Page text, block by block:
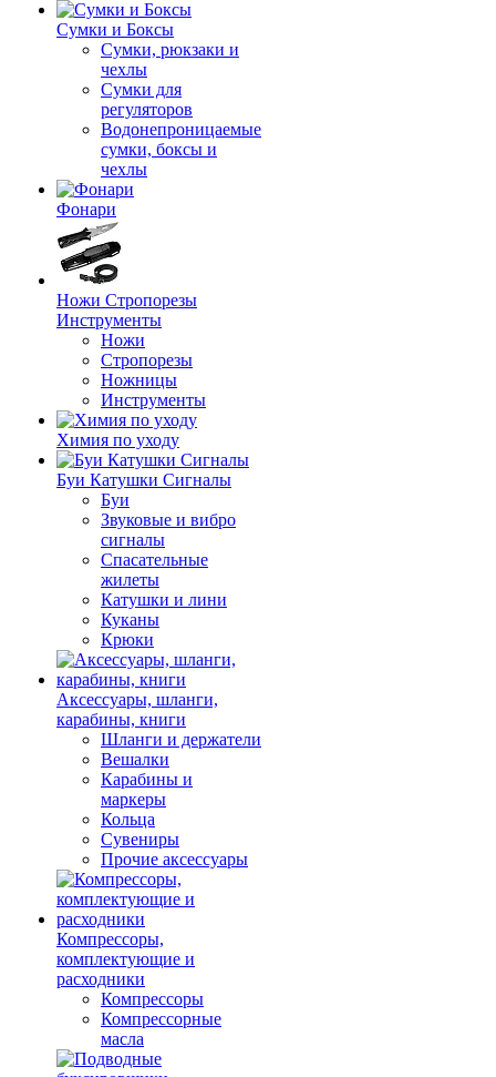
Сумки и Боксы
Сумки, рюкзаки и
чехлы
Сумки для
регуляторов
Водонепроницаемые
сумки, боксы и
чехлы
Фонари
Ножи Стропорезы
Инструменты
Ножи
Стропорезы
Ножницы
Инструменты
Химия по уходу
Буи Катушки Сигналы
Буи
Звуковые и вибро
сигналы
Спасательные
жилеты
Катушки и лини
Куканы
Крюки
Аксессуары, шланги,
карабины, книги
Шланги и держатели
Вешалки
Карабины и
маркеры
Кольца
Сувениры
Прочие аксессуары
Компрессоры,
комплектующие и
расходники
Компрессоры
Компрессорные
масла